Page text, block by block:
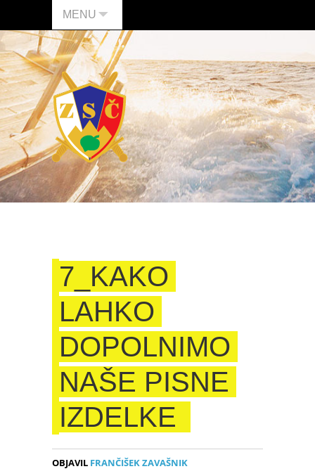
MENU
7_KAKO
LAHKO
DOPOLNIMO
NAŠE PISNE
IZDELKE
OBJAVIL FRANČIŠEK ZAVAŠNIK